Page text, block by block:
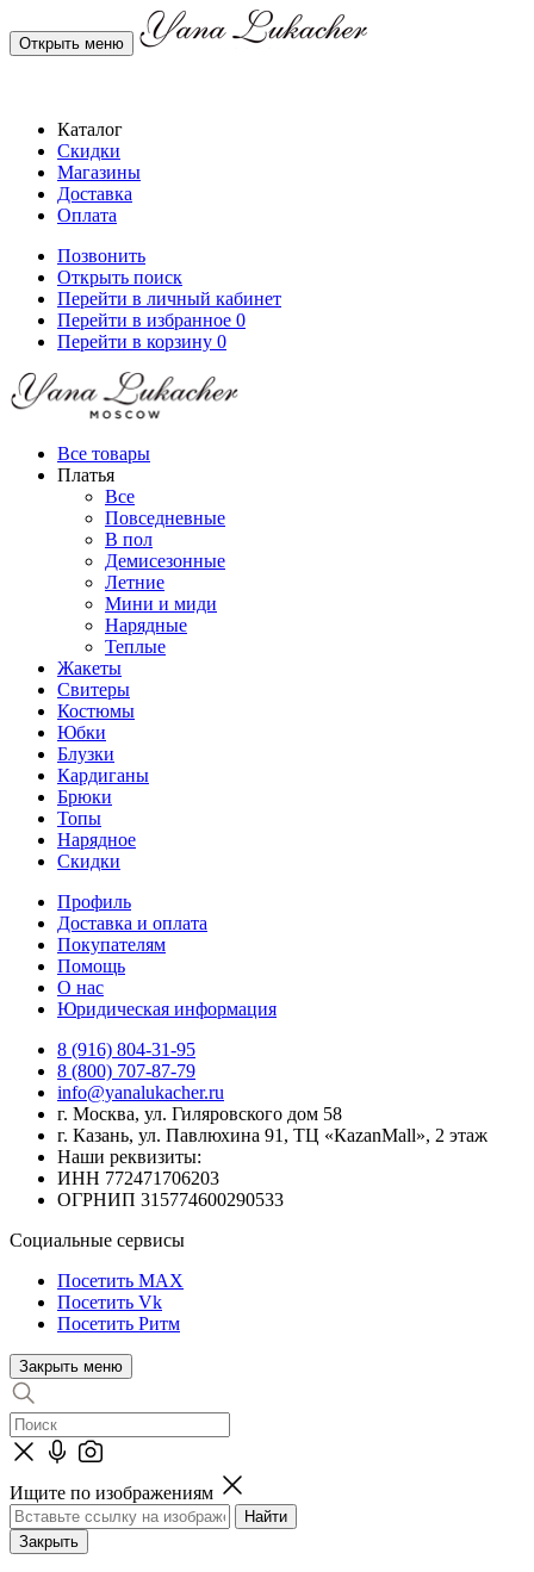
Открыть меню
Каталог
Скидки
Магазины
Доставка
Оплата
Позвонить
Открыть поиск
Перейти в личный кабинет
Перейти в избранное 0
Перейти в корзину 0
Все товары
Платья
Все
Повседневные
В пол
Демисезонные
Летние
Мини и миди
Нарядные
Теплые
Жакеты
Свитеры
Костюмы
Юбки
Блузки
Кардиганы
Брюки
Топы
Нарядное
Скидки
Профиль
Доставка и оплата
Покупателям
Помощь
О нас
Юридическая информация
8 (916) 804-31-95
8 (800) 707-87-79
info@yanalukacher.ru
г. Москва, ул. Гиляровского дом 58
г. Казань, ул. Павлюхина 91, ТЦ «КazanMall», 2 этаж
Наши реквизиты:
ИНН 772471706203
ОГРНИП 315774600290533
Социальные сервисы
Посетить MAX
Посетить Vk
Посетить Ритм
Закрыть меню
Ищите по изображениям
Закрыть